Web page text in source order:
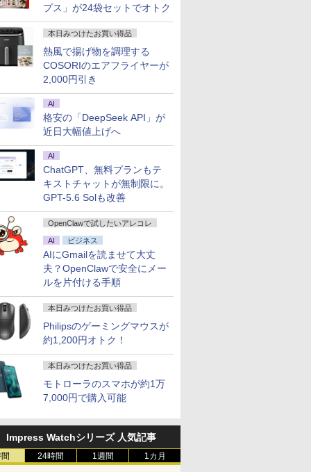
プス」が24袋セットでオトク
本日みつけたお買い得品
熱風で揚げ物を調理する
COSORIのエアフライヤーが
2,000円引き
AI
格安の「DeepSeek API」が
近日大幅値上げへ
AI
ChatGPT、無料プランもテ
キストチャットが無制限に。
GPT-5.6 Solも改善
OpenClawで試したいアレコレ
AI ビジネス
AIにGmailを読ませて大丈
夫？OpenClawで安全にメー
ルを片付ける手順
本日みつけたお買い得品
Philipsのゲーミングマウスが
約1,200円オトク！
本日みつけたお買い得品
モトローラのスマホが約1万
7,000円で購入可能
Impress Watchシリーズ 人気記事
24時間 1週間 1カ月